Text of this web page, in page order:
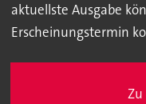
aktuellste Ausgabe
Erscheinungstermin
Zu